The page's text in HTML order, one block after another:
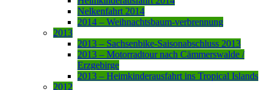
Nelkenfahrt 2014
2014 – Weihnachtsbaum-verbrennung
2013
2013 – Sachsenbike-Saisonabschluss 2013
2013 – Motorradtour nach Cämmerswalde /
Erzgebirge
2013 – Heimkinderausfahrt ins Tropical Islands
2012